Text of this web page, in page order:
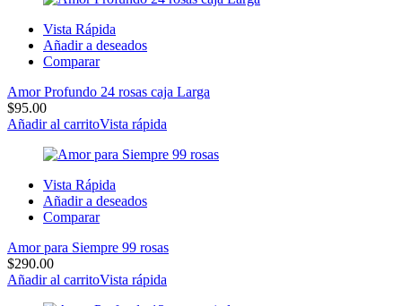
Vista Rápida
Añadir a deseados
Comparar
Amor Profundo 24 rosas caja Larga
$95.00
Añadir al carritoVista rápida
Vista Rápida
Añadir a deseados
Comparar
Amor para Siempre 99 rosas
$290.00
Añadir al carritoVista rápida